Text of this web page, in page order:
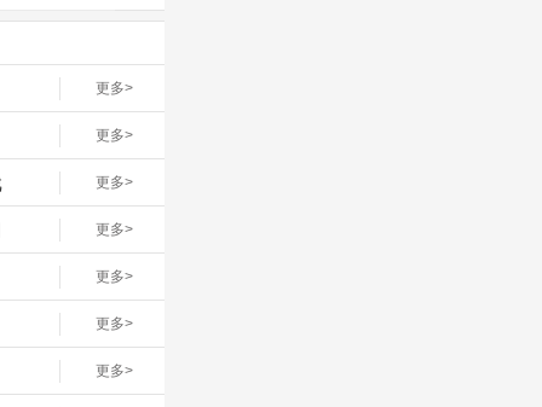
更多>
更多>
更多>
更多>
更多>
更多>
更多>